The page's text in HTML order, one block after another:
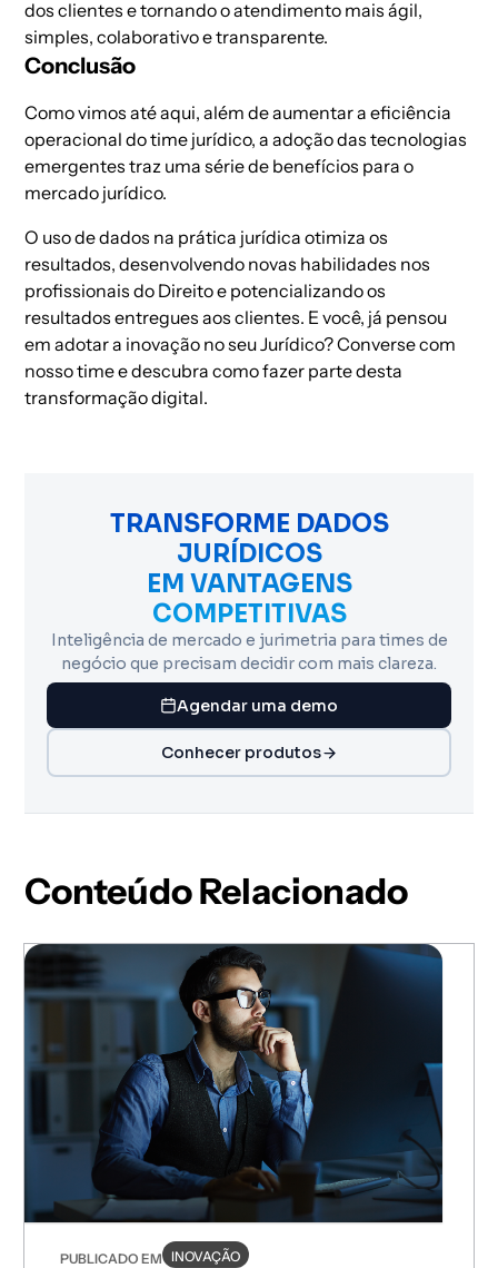
dos clientes e tornando o atendimento mais ágil,
simples, colaborativo e transparente.
Conclusão
Como vimos até aqui, além de aumentar a eficiência
operacional do time jurídico, a adoção das tecnologias
emergentes traz uma série de benefícios para o
mercado jurídico.
O uso de dados na prática jurídica otimiza os
resultados, desenvolvendo novas habilidades nos
profissionais do Direito e potencializando os
resultados entregues aos clientes. E você, já pensou
em adotar a inovação no seu Jurídico?Converse com
nosso timee descubra como fazer parte desta
transformação digital.
TRANSFORME DADOS
JURÍDICOS
EM VANTAGENS
COMPETITIVAS
Inteligência de mercado e jurimetria para times de
negócio que precisam decidir com mais clareza.
Agendar uma demo
Conhecer produtos
Conteúdo Relacionado
PUBLICADO EM INOVAÇÃO